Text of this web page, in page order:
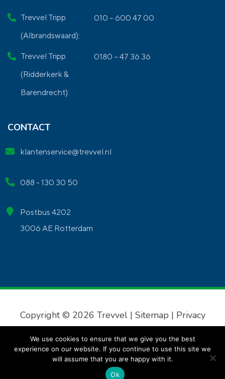
Trevvel Tripp
(Albrandswaard):
010 – 600 47 00
Trevvel Tripp
(Ridderkerk &
Barendrecht):
0180 – 47 36 36
CONTACT
klantenservice@trevvel.nl
088 - 130 30 50
Postbus 4202
3006 AE Rotterdam
Copyright © 2026 Trevvel | Sitemap | Privacy
We use cookies to ensure that we give you the best
experience on our website. If you continue to use this site we
will assume that you are happy with it.
Ok